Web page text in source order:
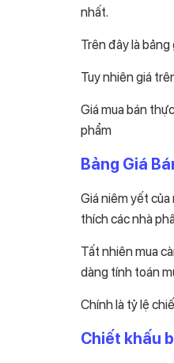
nhất.
Trên đây là bảng
Tuy nhiên giá
Giá mua bán
phẩm
Bảng Giá
Giá niêm yết của
thích các nhà
Tất nhiên mua
dàng tính toán
Chính là tỷ lệ
Chiết khấu